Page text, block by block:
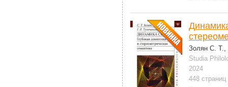
Золян С. Т.,
Studia
2024
448 страниц